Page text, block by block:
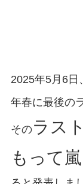
2025年5月6日
年春に最後の
そのラス
もって